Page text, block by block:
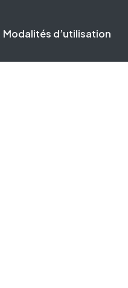
Modalités d’utilisation